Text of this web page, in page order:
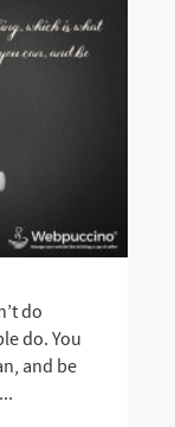
do
do. You
and be